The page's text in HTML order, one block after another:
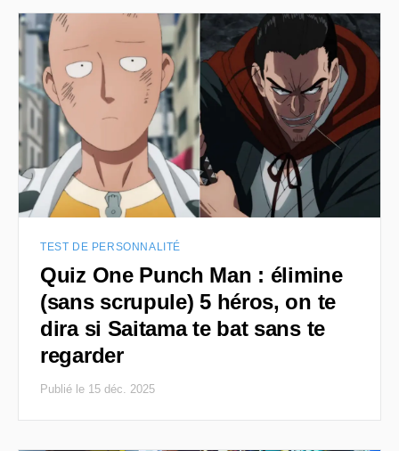
TEST DE PERSONNALITÉ
Quiz One Punch Man : élimine
(sans scrupule) 5 héros, on te
dira si Saitama te bat sans te
regarder
Publié le 15 déc. 2025